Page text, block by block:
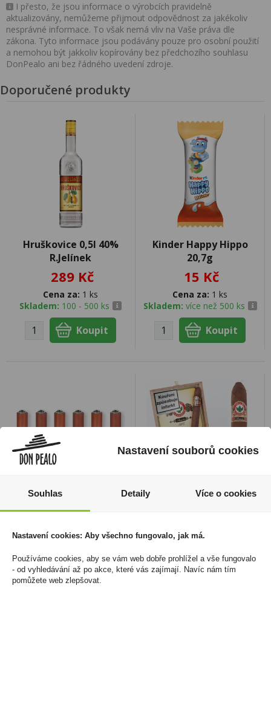
I přesto, že jsou informace o výrobcích pravidelně
aktualizovány, nemůžeme přijmout odpovědnost za jakékoliv
nesprávné informace. To však nemá vliv na Vaše práva dle
zákona. Tyto informace jsou podávány pouze pro osobní použití
a nemohou být jakkoliv kopírovány bez předchozího souhlasu
DonPealo ani bez řádného uvedení zdroje.
Doporučené produkty
Hruškovice 0,5l 40%
R.Jelínek
289 Kč
Cena za: 1 ks
Skladem: 100 - 500 ks
Kinder Happy Hippo
20,7g
15 Kč
Cena za: 1 ks
Skladem: více než 500 ks
Dusk Gradient
Cena za:balení (30 ks)
Skladem:100 - 500 balení
3 999 Kč
Cena za:krabičku (20 ks)
Skladem:5 - 50 krabiček
Nastavení souborů cookies
Souhlas Detaily Více o cookies
Nastavení cookies: Aby všechno fungovalo, jak má.
Používáme cookies, aby se vám web dobře prohlížel a vše fungovalo
- od vyhledávání až po akce, které vás zajímají. Navíc nám tím
pomůžete web zlepšovat.